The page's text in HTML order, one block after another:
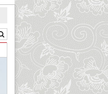
CAO QUÝ !